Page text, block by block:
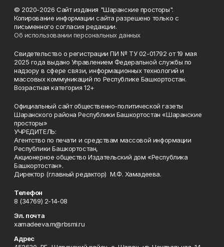
© 2020-2026 Сайт издания "Шаранские просторы".
Копирование информации сайта разрешено только с
письменного согласия редакции.
Об использовании персональных данных
Свидетельство о регистрации ПИ № ТУ 02-01792 от 19 мая
2025 года выдано Управлением Федеральной службы по
надзору в сфере связи, информационных технологий и
массовых коммуникаций по Республике Башкортостан.
Возрастная категория 12+
Официальный сайт общественно-политической газеты
Шаранского района Республики Башкортостан «Шаранские
просторы»
УЧРЕДИТЕЛЬ:
Агентство по печати и средствам массовой информации
Республики Башкортостан,
Акционерное общество Издательский дом «Республика
Башкортостан».
Директор (главный редактор) М.Ф. Хамадеева.
Телефон
8 (34769) 2-14-08
Эл. почта
xamadeeva.m@rbsmi.ru
Адрес